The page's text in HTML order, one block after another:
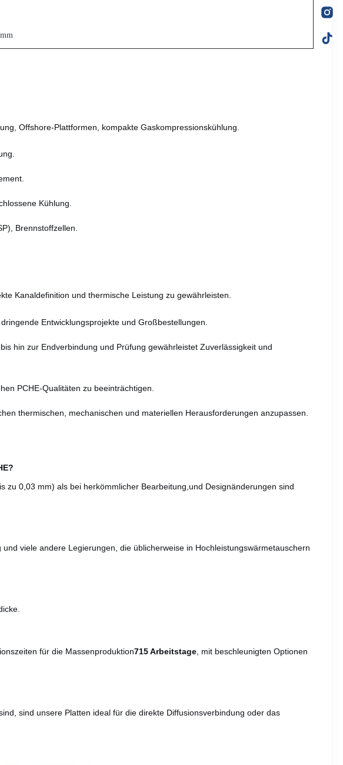
Offshore-Plattformen, kompakte Gaskompressionskühlung.
Kühlung.
Brennstoffzellen.
Kanaldefinition und thermische Leistung zu gewährleisten.
Entwicklungsprojekte und Großbestellungen.
hin zur Endverbindung und Prüfung gewährleistet Zuverlässigkeit und
PCHE-Qualitäten zu beeinträchtigen.
thermischen, mechanischen und materiellen Herausforderungen anzupassen.
zu 0,03 mm) als bei herkömmlicher Bearbeitung,und Designänderungen sind
viele andere Legierungen, die üblicherweise in Hochleistungswärmetauschern
für die Massenproduktion7­15 Arbeitstage , mit beschleunigten Optionen
sind unsere Platten ideal für die direkte Diffusionsverbindung oder das